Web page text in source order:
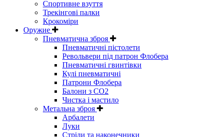
Спортивне взуття
Трекінгові палки
Крокоміри
Оружие
Пневматична зброя
Пневматичні пістолети
Револьвери під патрон Флобера
Пневматичні гвинтівки
Кулі пневматичні
Патрони Флобера
Балони з CO2
Чистка і мастило
Метальна зброя
Арбалети
Луки
Стріли та наконечники